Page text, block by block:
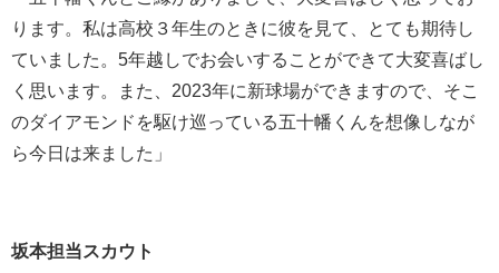
ります。私は高校３年生のときに彼を見て、とても期待し
ていました。5年越しでお会いすることができて大変喜ばし
く思います。また、2023年に新球場ができますので、そこ
のダイアモンドを駆け巡っている五十幡くんを想像しなが
ら今日は来ました」
坂本担当スカウト